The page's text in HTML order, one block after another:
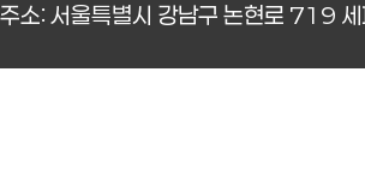
주소: 서울특별시 강남구 논현로